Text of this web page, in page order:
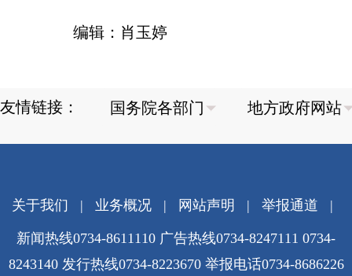
编辑：肖玉婷
友情链接：
关于我们 | 业务概况| 网站声明 | 举报通道 |
新闻热线0734-8611110 广告热线0734-8247111 0734-
8243140 发行热线0734-8223670 举报电话0734-8686226